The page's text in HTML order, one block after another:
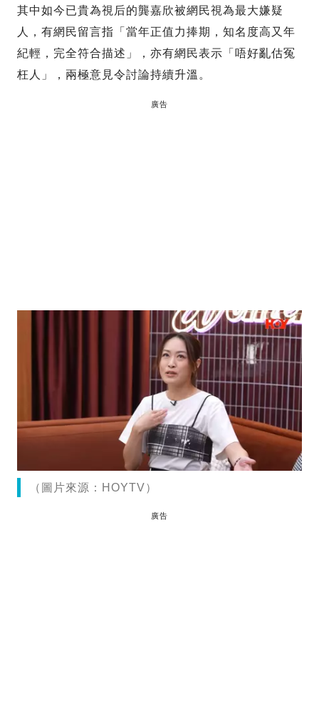
其中如今已貴為視后的龔嘉欣被網民視為最大嫌疑
人，有網民留言指「當年正值力捧期，知名度高又年
紀輕，完全符合描述」，亦有網民表示「唔好亂估冤
枉人」，兩極意見令討論持續升溫。
廣告
（圖片來源：HOYTV）
廣告